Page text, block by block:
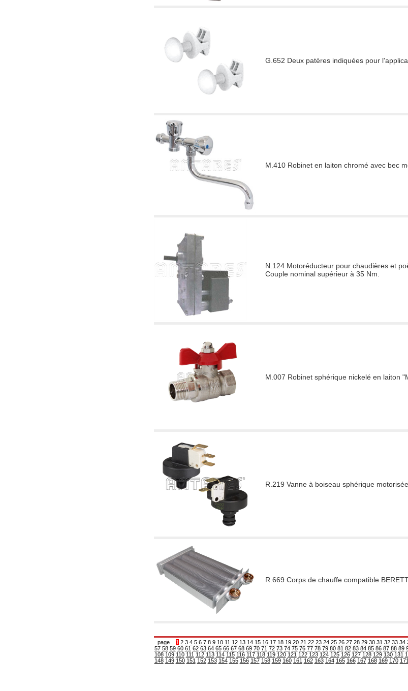
G.652 Deux patères indiquées pour
M.410 Robinet en laiton chromé avec bec
N.124 Motoréducteur pour chaudières et
Couple nominal supérieur à 35 Nm.
M.007 Robinet sphérique nickelé en laiton
R.219 Vanne à boiseau sphérique
R.669 Corps de chauffe compatible
page 1 2 3 4 5 6 7 8 9 10 11 12 13 14 15 16 17 18 19 20 21 22 23 24 25 26 27 28 29 30 31 32 33 34
57 58 59 60 61 62 63 64 65 66 67 68 69 70 71 72 73 74 75 76 77 78 79 80 81 82 83 84 85 86 87 88 89
108 109 110 111 112 113 114 115 116 117 118 119 120 121 122 123 124 125 126 127 128 129 130 131
148 149 150 151 152 153 154 155 156 157 158 159 160 161 162 163 164 165 166 167 168 169 170 171